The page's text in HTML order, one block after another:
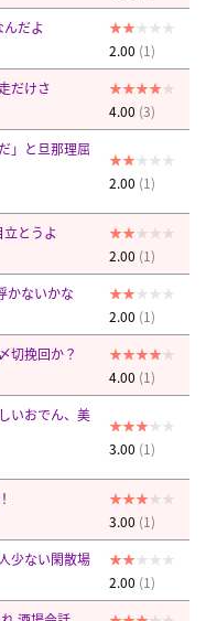
だよ
2.00 (1)
だけさ
4.00 (3)
」と旦那理屈
2.00 (1)
とうよ
2.00 (1)
かないかな
2.00 (1)
切挽回か？
4.00 (1)
いおでん、美
3.00 (1)
3.00 (1)
少ない閑散場
2.00 (1)